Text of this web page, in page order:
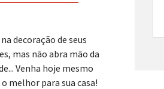
decoração de seus
mas não abra mão da
Venha hoje mesmo
melhor para sua casa!